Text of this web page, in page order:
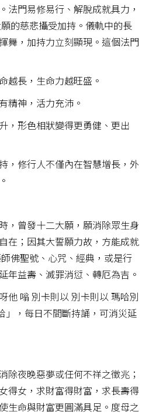
法門易修易行、解脫成就具力，
的慈悲攝受加持。儀軌中的長
舞，加持力立刻顯現。這個法門
越長，生命力越旺盛。
精神，活力充沛。
，形色相狀變得更勇健、更出
，修行人不僅內在智慧增長，外
，曾發十二大願，願消除眾生身
在；因其大誓願力故，方能成就
佛聖號、心咒、經典，或是行
年益壽、滅罪消愆、轉厄為吉。
他 嗡 別卡則以 別卡則以 瑪哈別
」，每日不間斷持誦，可消災延
除夜晚惡夢或任何不祥之徵兆；
得女，求財富得財富，求長壽得
生命與財富更圓滿具足。度母之